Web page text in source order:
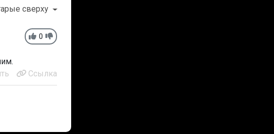
сверху
0
Ссылка